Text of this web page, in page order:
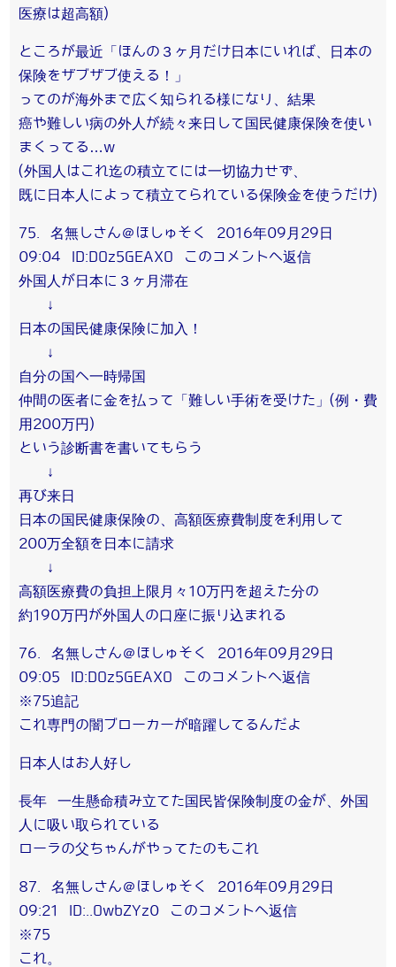
医療は超高額)
ところが最近「ほんの３ヶ月だけ日本にいれば、日本の
保険をザブザブ使える！」
ってのが海外まで広く知られる様になり、結果
癌や難しい病の外人が続々来日して国民健康保険を使い
まくってる…w
(外国人はこれ迄の積立てには一切協力せず、
既に日本人によって積立てられている保険金を使うだけ)
75. 名無しさん＠ほしゅそく 2016年09月29日
09:04 ID:DOz5GEAXO このコメントへ返信
外国人が日本に３ヶ月滞在
↓
日本の国民健康保険に加入！
↓
自分の国へ一時帰国
仲間の医者に金を払って「難しい手術を受けた」(例・費
用200万円)
という診断書を書いてもらう
↓
再び来日
日本の国民健康保険の、高額医療費制度を利用して
200万全額を日本に請求
↓
高額医療費の負担上限月々10万円を超えた分の
約190万円が外国人の口座に振り込まれる
76. 名無しさん＠ほしゅそく 2016年09月29日
09:05 ID:DOz5GEAXO このコメントへ返信
※75追記
これ専門の闇ブローカーが暗躍してるんだよ
日本人はお人好し
長年 一生懸命積み立てた国民皆保険制度の金が、外国
人に吸い取られている
ローラの父ちゃんがやってたのもこれ
87. 名無しさん＠ほしゅそく 2016年09月29日
09:21 ID:..OwbZYz0 このコメントへ返信
※75
これ。